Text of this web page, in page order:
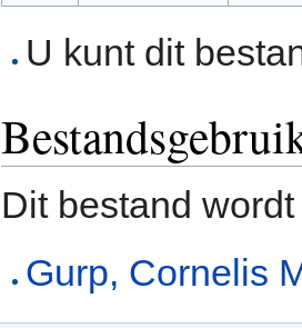
U kunt dit
Dit bestand
Gurp, Cornelis